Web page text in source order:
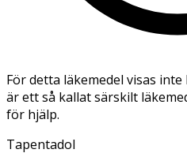
För detta läkemedel visas
är ett så kallat särskilt
för hjälp.
Tapentadol